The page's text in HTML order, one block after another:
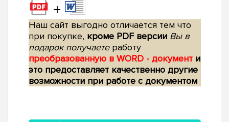
+
Наш сайт выгодно отличается тем что
при покупке, кроме PDF версии Вы в
подарок получаетеработу
преобразованную в WORD - документ и
это предоставляет качественно другие
возможности при работе с документом